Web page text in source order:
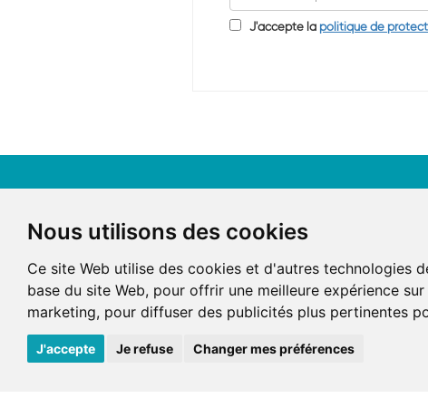
Nous utilisons des cookies
Ce site Web utilise des cookies et d'autres technologies
base du site Web, pour offrir une meilleure expérience sur
marketing, pour diffuser des publicités plus pertinentes
J'accepte Je refuse Changer mes préférences
J'accepte la politique de